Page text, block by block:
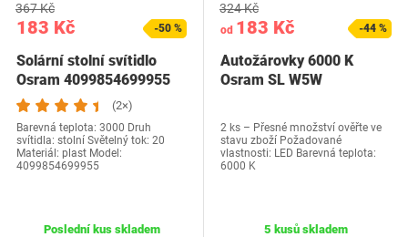
183 Kč
367 Kč
-50 %
Solární stolní svítidlo
Osram 4099854699955
(2×)
Barevná teplota: 3000 Druh
svítidla: stolní Světelný tok: 20
Materiál: plast Model:
4099854699955
Poslední kus skladem
od 183 Kč
324 Kč
-44 %
Autožárovky 6000 K
Osram SL W5W
2 ks – Přesné množství ověřte ve
stavu zboží Požadované
vlastnosti: LED Barevná teplota:
6000 K
5 kusů skladem